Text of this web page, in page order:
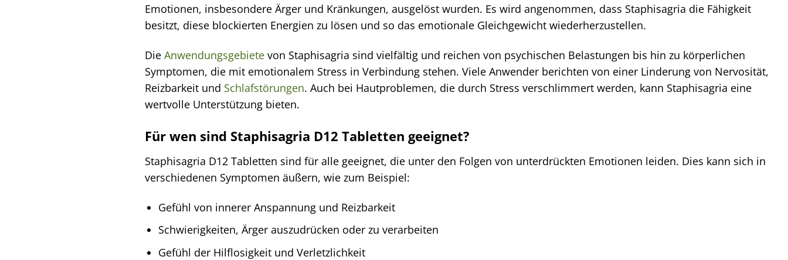
Emotionen, insbesondere Ärger und Kränkungen, ausgelöst wurden. Es wird angenommen, dass Staphisagria die Fähigkeit
besitzt, diese blockierten Energien zu lösen und so das emotionale Gleichgewicht wiederherzustellen.
Die Anwendungsgebiete von Staphisagria sind vielfältig und reichen von psychischen Belastungen bis hin zu körperlichen
Symptomen, die mit emotionalem Stress in Verbindung stehen. Viele Anwender berichten von einer Linderung von Nervosität,
Reizbarkeit und Schlafstörungen. Auch bei Hautproblemen, die durch Stress verschlimmert werden, kann Staphisagria eine
wertvolle Unterstützung bieten.
Für wen sind Staphisagria D12 Tabletten geeignet?
Staphisagria D12 Tabletten sind für alle geeignet, die unter den Folgen von unterdrückten Emotionen leiden. Dies kann sich in
verschiedenen Symptomen äußern, wie zum Beispiel:
Gefühl von innerer Anspannung und Reizbarkeit
Schwierigkeiten, Ärger auszudrücken oder zu verarbeiten
Gefühl der Hilflosigkeit und Verletzlichkeit